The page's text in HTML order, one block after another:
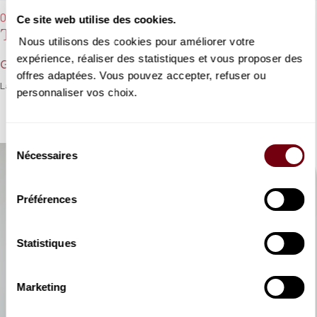
Ce site web utilise des cookies.
Nous utilisons des cookies pour améliorer votre
expérience, réaliser des statistiques et vous proposer des
offres adaptées. Vous pouvez accepter, refuser ou
personnaliser vos choix.
Sélection
Nécessaires
Préférences
Statistiques
Marketing
Theodora
07/10/2025 - 19h30
Georg Friedrich Haendel
La sublime et poignante Theodora